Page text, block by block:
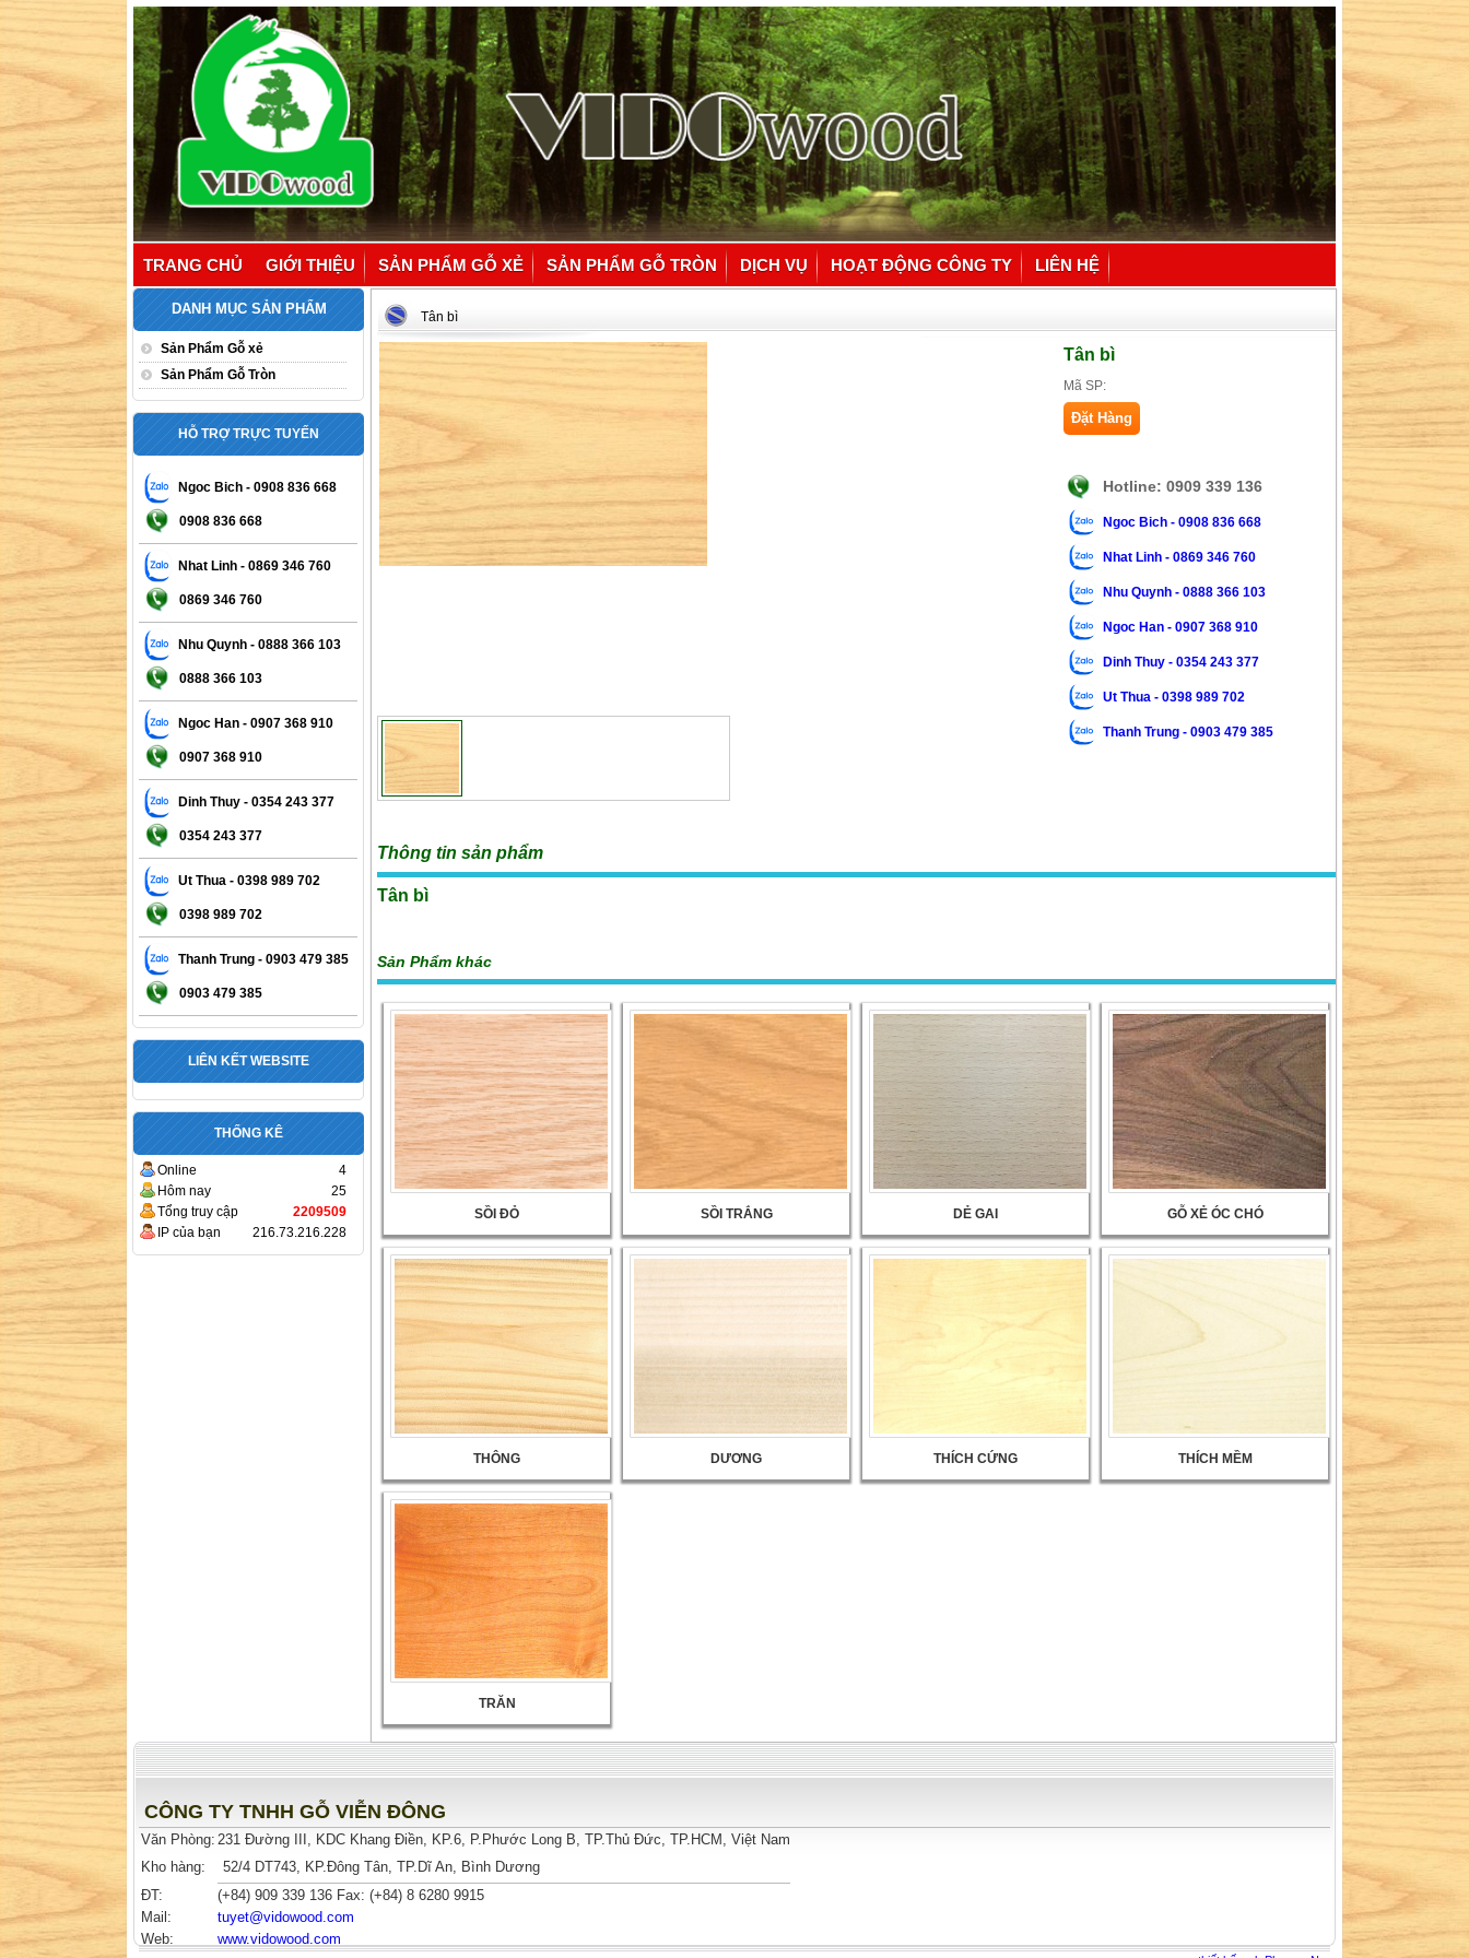
TRANG CHỦ GIỚI THIỆU SẢN PHẨM GỖ XẺ SẢN PHẨM GỖ TRÒN DỊCH VỤ HOẠT ĐỘNG CÔNG TY LIÊN HỆ
Tân bì
Tân bì
Mã SP:
Đặt Hàng
Hotline: 0909 339 136
Ngoc Bich - 0908 836 668
Nhat Linh - 0869 346 760
Nhu Quynh - 0888 366 103
Ngoc Han - 0907 368 910
Dinh Thuy - 0354 243 377
Ut Thua - 0398 989 702
Thanh Trung - 0903 479 385
Thông tin sản phẩm
Tân bì
Sản Phẩm khác
SỒI ĐỎ SỒI TRẮNG DẺ GAI GỖ XẺ ÓC CHÓ
THÔNG DƯƠNG THÍCH CỨNG THÍCH MỀM
TRĂN
DANH MỤC SẢN PHẨM
Sản Phẩm Gỗ xẻ
Sản Phẩm Gỗ Tròn
HỖ TRỢ TRỰC TUYẾN
Ngoc Bich - 0908 836 668
0908 836 668
Nhat Linh - 0869 346 760
0869 346 760
Nhu Quynh - 0888 366 103
0888 366 103
Ngoc Han - 0907 368 910
0907 368 910
Dinh Thuy - 0354 243 377
0354 243 377
Ut Thua - 0398 989 702
0398 989 702
Thanh Trung - 0903 479 385
0903 479 385
LIÊN KẾT WEBSITE
THỐNG KÊ
Online
4
Hôm nay
25
Tổng truy cập
2209509
IP của bạn
216.73.216.228
CÔNG TY TNHH GỖ VIỄN ĐÔNG
Văn Phòng: 231 Đường III, KDC Khang Điền, KP.6, P.Phước Long B, TP.Thủ Đức, TP.HCM , Việt Nam
Kho hàng:
52/4 DT743, KP.Đông Tân, TP.Dĩ An, Bình Dương
ĐT:
(+84) 909 339 136 Fax: (+84) 8 6280 9915
Mail:
tuyet@vidowood.com
Web:
www.vidowood.com